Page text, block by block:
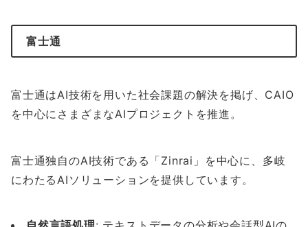
富士通
富士通はAI技術を用いた社会課題の解決を掲げ、CAIO
を中心にさまざまなAIプロジェクトを推進。
富士通独自のAI技術である「Zinrai」を中心に、多岐
にわたるAIソリューションを提供しています。